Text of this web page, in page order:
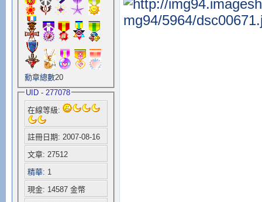
勳章總數20
UID - 277078
在線等級:
註冊日期: 2007-08-16
文章: 27512
精華: 1
現金: 14587 金幣